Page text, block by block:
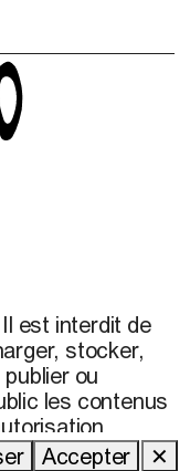
est interdit de
stocker,
ou
les contenus
Accepter ✕